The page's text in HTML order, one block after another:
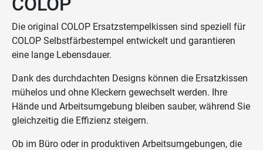
Die original COLOP Ersatzstempelkissen sind speziell für
COLOP Selbstfärbestempel entwickelt und garantieren
eine lange Lebensdauer.
Dank des durchdachten Designs können die Ersatzkissen
mühelos und ohne Kleckern gewechselt werden. Ihre
Hände und Arbeitsumgebung bleiben sauber, während Sie
gleichzeitig die Effizienz steigern.
Ob im Büro oder in produktiven Arbeitsumgebungen, die